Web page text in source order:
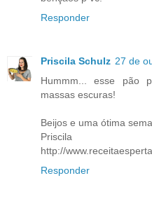
Responder
Priscila Schulz 27 de
Hummm... esse pão
massas escuras!
Beijos e uma ótima
Priscila
http://
Responder